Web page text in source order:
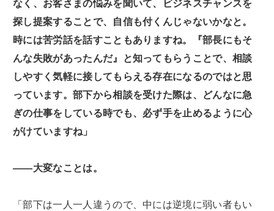
なく、お客さまの悩みを聞いて、ビジネスチャンスを
探し提案することで、自信も付くんじゃないかなと。
時には苦労話を話すこともありますね。『部長にもそ
んな失敗があったんだ』と知ってもらうことで、相談
しやすく気軽に接してもらえる存在になるのではと思
っています。部下から相談を受けた際は、どんなに急
ぎの仕事をしている時でも、必ず手を止めるように心
がけていますね」
――大変なことは。
「部下は一人一人違うので、中には逆境に弱い者もい